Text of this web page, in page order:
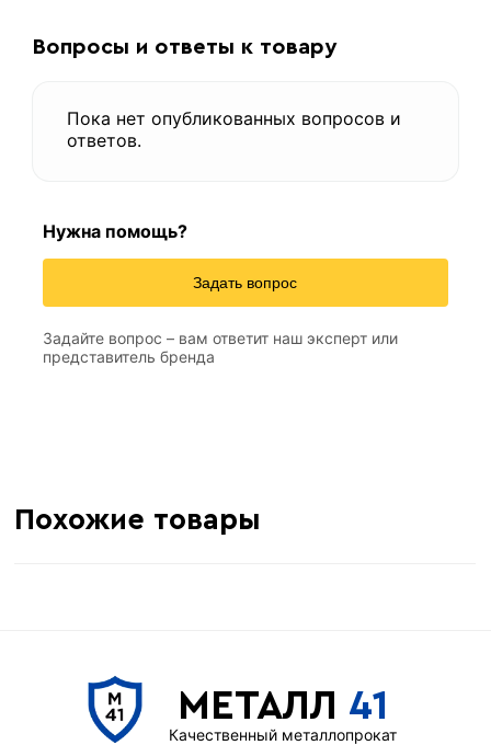
Вопросы и ответы к товару
Пока нет опубликованных вопросов и
ответов.
Нужна помощь?
Задать вопрос
Задайте вопрос – вам ответит наш эксперт или
представитель бренда
Похожие товары
МЕТАЛЛ 41
Качественный металлопрокат